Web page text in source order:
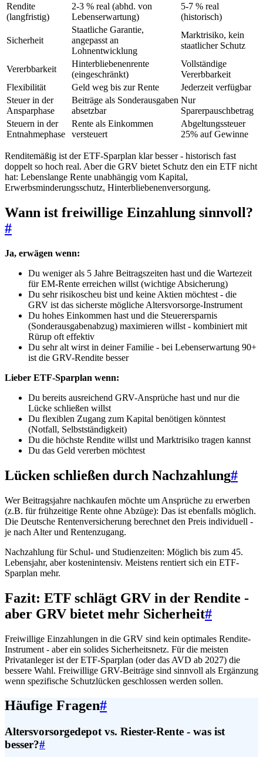
Rendite
(langfristig)
2-3 % real (abhd. von
Lebenserwartung)
5-7 % real
(historisch)
Sicherheit
Staatliche Garantie,
angepasst an
Lohnentwicklung
Marktrisiko, kein
staatlicher Schutz
Vererbbarkeit
Hinterbliebenenrente
(eingeschränkt)
Vollständige
Vererbbarkeit
Flexibilität
Geld weg bis zur Rente
Jederzeit verfügbar
Steuer in der
Ansparphase
Beiträge als Sonderausgaben
absetzbar
Nur
Sparerpauschbetrag
Steuern in der
Entnahmephase
Rente als Einkommen
versteuert
Abgeltungssteuer
25% auf Gewinne
Renditemäßig ist der ETF-Sparplan klar besser - historisch fast
doppelt so hoch real. Aber die GRV bietet Schutz den ein ETF nicht
hat: Lebenslange Rente unabhängig vom Kapital,
Erwerbsminderungsschutz, Hinterbliebenenversorgung.
Wann ist freiwillige Einzahlung sinnvoll?
#
Ja, erwägen wenn:
Du weniger als 5 Jahre Beitragszeiten hast und die Wartezeit
für EM-Rente erreichen willst (wichtige Absicherung)
Du sehr risikoscheu bist und keine Aktien möchtest - die
GRV ist das sicherste mögliche Altersvorsorge-Instrument
Du hohes Einkommen hast und die Steuerersparnis
(Sonderausgabenabzug) maximieren willst - kombiniert mit
Rürup oft effektiv
Du sehr alt wirst in deiner Familie - bei Lebenserwartung 90+
ist die GRV-Rendite besser
Lieber ETF-Sparplan wenn:
Du bereits ausreichend GRV-Ansprüche hast und nur die
Lücke schließen willst
Du flexiblen Zugang zum Kapital benötigen könntest
(Notfall, Selbstständigkeit)
Du die höchste Rendite willst und Marktrisiko tragen kannst
Du das Geld vererben möchtest
Lücken schließen durch Nachzahlung#
Wer Beitragsjahre nachkaufen möchte um Ansprüche zu erwerben
(z.B. für frühzeitige Rente ohne Abzüge): Das ist ebenfalls möglich.
Die Deutsche Rentenversicherung berechnet den Preis individuell -
je nach Alter und Rentenzugang.
Nachzahlung für Schul- und Studienzeiten: Möglich bis zum 45.
Lebensjahr, aber kostenintensiv. Meistens rentiert sich ein ETF-
Sparplan mehr.
Fazit: ETF schlägt GRV in der Rendite -
aber GRV bietet mehr Sicherheit#
Freiwillige Einzahlungen in die GRV sind kein optimales Rendite-
Instrument - aber ein solides Sicherheitsnetz. Für die meisten
Privatanleger ist der ETF-Sparplan (oder das AVD ab 2027) die
bessere Wahl. Freiwillige GRV-Beiträge sind sinnvoll als Ergänzung
wenn spezifische Schutzlücken geschlossen werden sollen.
Häufige Fragen#
Altersvorsorgedepot vs. Riester-Rente - was ist
besser?#